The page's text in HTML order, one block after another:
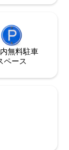
無料駐⁠車
ペ⁠ー⁠ス